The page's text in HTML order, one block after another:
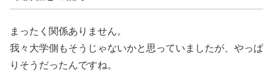
まったく関係ありません。
我々大学側もそうじゃないかと思っていましたが、やっぱ
りそうだったんですね。